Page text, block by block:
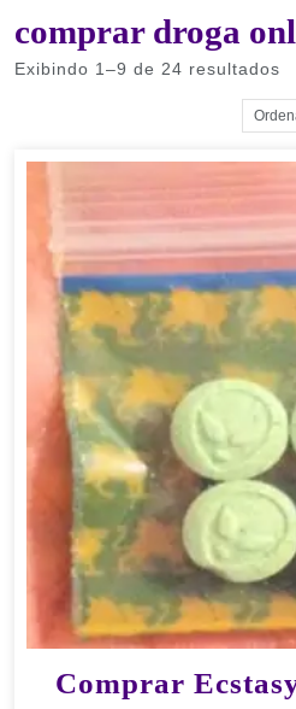
comprar droga
Exibindo 1–9 de 24 resultados
Comprar